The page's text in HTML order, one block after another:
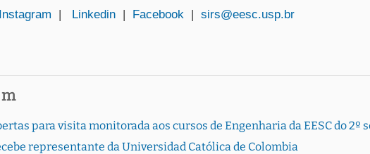
Instagram | Linkedin | Facebook | sirs@eesc.usp.br
para visita monitorada aos cursos de Engenharia da EESC do 2º
representante da Universidad Católica de Colombia